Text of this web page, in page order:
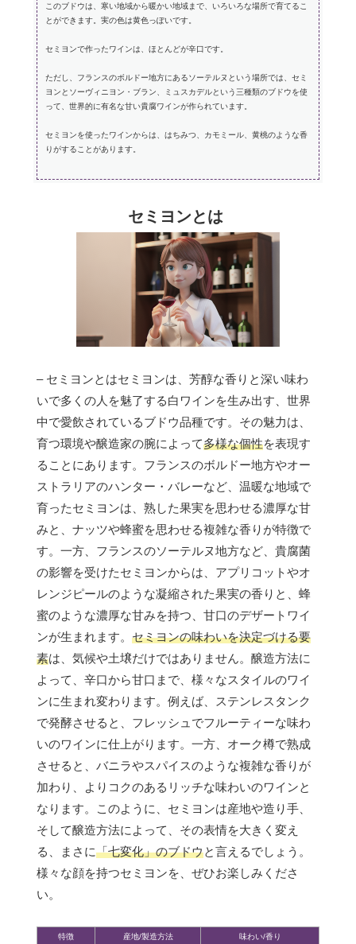
このブドウは、寒い地域から暖かい地域まで、いろいろな場所で育てるこ
とができます。実の色は黄色っぽいです。
セミヨンで作ったワインは、ほとんどが辛口です。
ただし、フランスのボルドー地方にあるソーテルヌという場所では、セミ
ヨンとソーヴィニヨン・ブラン、ミュスカデルという三種類のブドウを使
って、世界的に有名な甘い貴腐ワインが作られています。
セミヨンを使ったワインからは、はちみつ、カモミール、黄桃のような香
りがすることがあります。
セミヨンとは
– セミヨンとはセミヨンは、芳醇な香りと深い味わ
いで多くの人を魅了する白ワインを生み出す、世界
中で愛飲されているブドウ品種です。その魅力は、
育つ環境や醸造家の腕によって多様な個性を表現す
ることにあります。フランスのボルドー地方やオー
ストラリアのハンター・バレーなど、温暖な地域で
育ったセミヨンは、熟した果実を思わせる濃厚な甘
みと、ナッツや蜂蜜を思わせる複雑な香りが特徴で
す。一方、フランスのソーテルヌ地方など、貴腐菌
の影響を受けたセミヨンからは、アプリコットやオ
レンジピールのような凝縮された果実の香りと、蜂
蜜のような濃厚な甘みを持つ、甘口のデザートワイ
ンが生まれます。 セミヨンの味わいを決定づける要
素は、気候や土壌だけではありません。醸造方法に
よって、辛口から甘口まで、様々なスタイルのワイ
ンに生まれ変わります。例えば、ステンレスタンク
で発酵させると、フレッシュでフルーティーな味わ
いのワインに仕上がります。一方、オーク樽で熟成
させると、バニラやスパイスのような複雑な香りが
加わり、よりコクのあるリッチな味わいのワインと
なります。このように、セミヨンは産地や造り手、
そして醸造方法によって、その表情を大きく変え
る、まさに「七変化」のブドウと言えるでしょう。
様々な顔を持つセミヨンを、ぜひお楽しみくださ
い。
特徴 産地/製造方法 味わい/香り